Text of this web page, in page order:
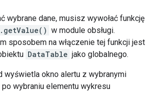
wybrane dane, musisz wywołać funkcję
w module obsługi.
sposobem na włączenie tej funkcji jest
DataTable jako globalnego.
wyświetla okno alertu z wybranymi
wybraniu elementu wykresu